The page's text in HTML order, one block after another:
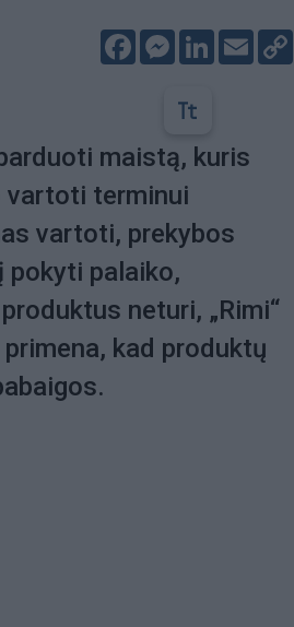
FacebookMessenger
LinkedIn
Email
maistą, kuris
vartoti terminui
vartoti, prekybos
pokyti palaiko,
neturi, „Rimi“
kad produktų